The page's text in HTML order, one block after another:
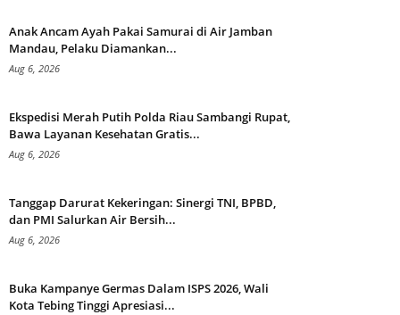
Anak Ancam Ayah Pakai Samurai di Air Jamban
Mandau, Pelaku Diamankan...
Aug 6, 2026
Ekspedisi Merah Putih Polda Riau Sambangi Rupat,
Bawa Layanan Kesehatan Gratis...
Aug 6, 2026
Tanggap Darurat Kekeringan: Sinergi TNI, BPBD,
dan PMI Salurkan Air Bersih...
Aug 6, 2026
Buka Kampanye Germas Dalam ISPS 2026, Wali
Kota Tebing Tinggi Apresiasi...